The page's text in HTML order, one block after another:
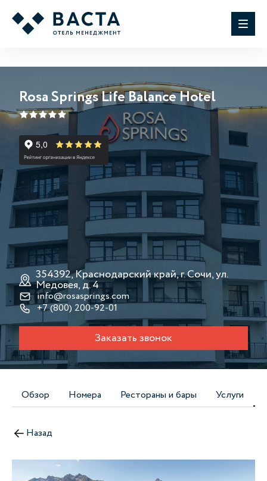
Rosa Springs Life Balance Hotel
354392, Краснодарский край, г. Сочи, ул.
Медовея, д. 4
info@rosasprings.com
+7 (800) 200-92-01
Заказать звонок
Обзор Номера Рестораны и бары Услуги
Назад